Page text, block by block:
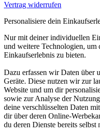
Vertrag widerrufen
Personalisiere dein
Nur mit deiner individuellen
und weitere Technologien, um
Einkaufserlebnis zu bieten.
Dazu erfassen wir Daten über
Geräte. Diese nutzen wir zur
Website und um dir
sowie zur Analyse der
deine verschlüsselten Daten
dir über deren Online-
du deren Dienste bereits selbst